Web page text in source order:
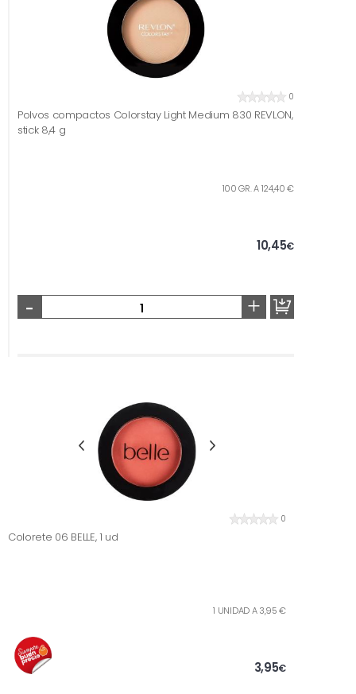
0
Polvos compactos Colorstay Light Medium 830 REVLON,
stick 8,4 g
100 GR. A 124,40 €
10,45€
- +
0
Colorete 06 BELLE, 1 ud
1 UNIDAD A 3,95 €
3,95€